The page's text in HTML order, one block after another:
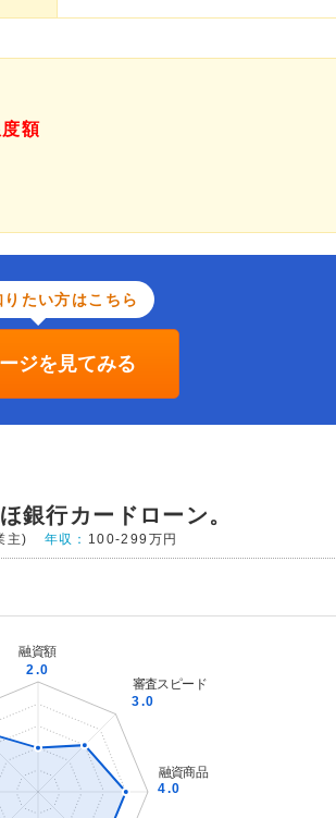
額
たい方はこちら
ジを見てみる
銀行カードローン。
主) 年収： 100-299万円